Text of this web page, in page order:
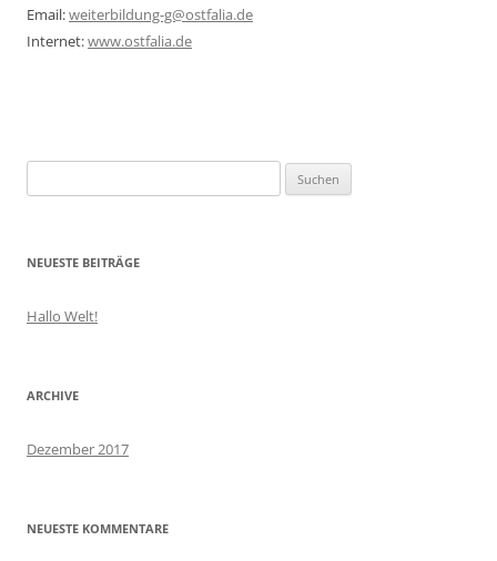
Email:weiterbildung-g@ostfalia.de
Internet:www.ostfalia.de
u
h
n
h
NEUESTE BEITRÄGE
Hallo Welt!
ARCHIVE
Dezember 2017
NEUESTE KOMMENTARE